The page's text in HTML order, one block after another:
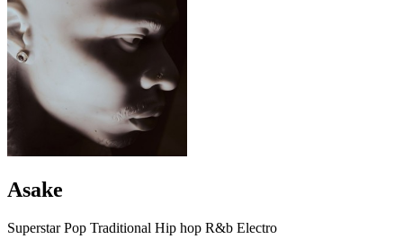
Asake
Superstar Pop Traditional Hip hop R&b Electro